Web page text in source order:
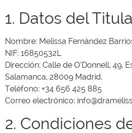
1. Datos del
Nombre: Melissa Fernández
NIF: 16850532L
Dirección: Calle de O’Donnell, 49,
Salamanca, 28009 Madrid.
Teléfono: +34 656 425 885
Correo electrónico:
2. Condiciones